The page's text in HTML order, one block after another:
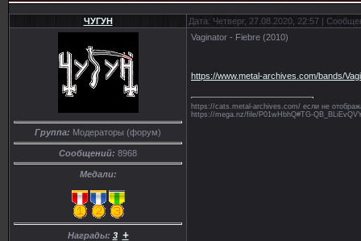
ЧУГУН Дата: Четверг, 27.08.2020, 22:57 |
Группа: Модераторы (форум)
Сообщений: 8968
Медали:
Награды: 3 +
Vaginator - Fiebre (2010)
https://www.metal-archives.com/bands/
https://cats.metal-archives.com/ если не
https://mega.nz/file/P01wHbhQ#TG-